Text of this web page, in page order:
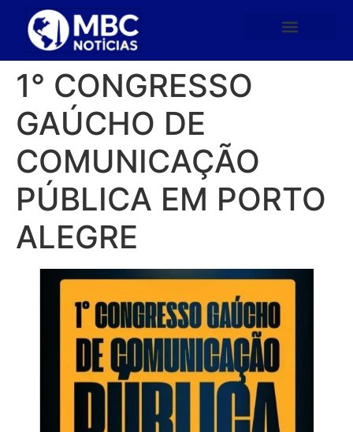
1° CONGRESSO
GAÚCHO DE
COMUNICAÇÃO
PÚBLICA EM PORTO
ALEGRE